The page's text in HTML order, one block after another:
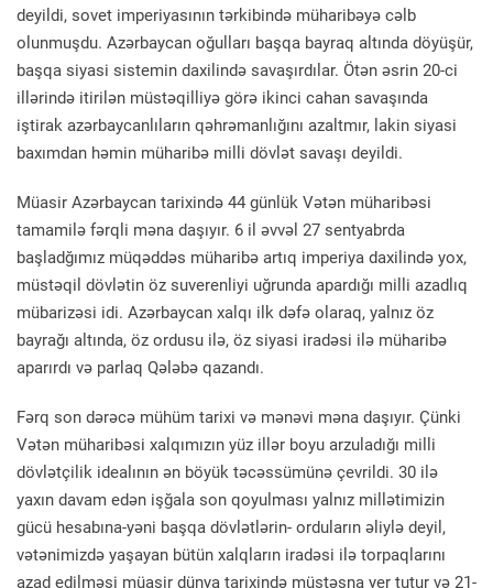
deyildi, sovet imperiyasının tərkibində müharibəyə cəlb
olunmuşdu. Azərbaycan oğulları başqa bayraq altında döyüşür,
başqa siyasi sistemin daxilində savaşırdılar. Ötən əsrin 20-ci
illərində itirilən müstəqilliyə görə ikinci cahan savaşında
iştirak azərbaycanlıların qəhrəmanlığını azaltmır, lakin siyasi
baxımdan həmin müharibə milli dövlət savaşı deyildi.
Müasir Azərbaycan tarixində 44 günlük Vətən müharibəsi
tamamilə fərqli məna daşıyır. 6 il əvvəl 27 sentyabrda
başladğımız müqəddəs müharibə artıq imperiya daxilində yox,
müstəqil dövlətin öz suverenliyi uğrunda apardığı milli azadlıq
mübarizəsi idi. Azərbaycan xalqı ilk dəfə olaraq, yalnız öz
bayrağı altında, öz ordusu ilə, öz siyasi iradəsi ilə müharibə
aparırdı və parlaq Qələbə qazandı.
Fərq son dərəcə mühüm tarixi və mənəvi məna daşıyır. Çünki
Vətən müharibəsi xalqımızın yüz illər boyu arzuladığı milli
dövlətçilik idealının ən böyük təcəssümünə çevrildi. 30 ilə
yaxın davam edən işğala son qoyulması yalnız millətimizin
gücü hesabına-yəni başqa dövlətlərin- orduların əliylə deyil,
vətənimizdə yaşayan bütün xalqların iradəsi ilə torpaqlarını
azad edilməsi müasir dünya tarixində müstəsna yer tutur və 21-